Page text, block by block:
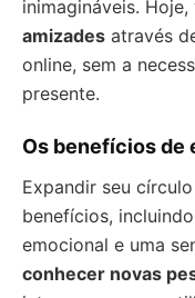
inimagináveis.
amizades através
online, sem a
presente.
Os benefícios de
Expandir seu
benefícios,
emocional e uma
conhecer novas